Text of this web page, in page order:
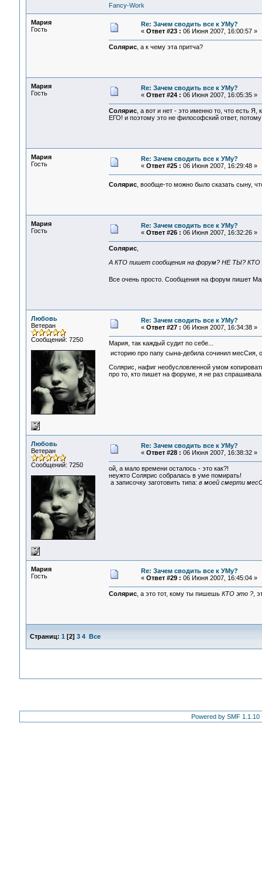
Fancy-Work
Мария
Гость
Re: Зачем сводить все к УМу?
« Ответ #23 : 06 Июня 2007, 16:00:57 »
Солярис, а к чему эта притча?
Мария
Гость
Re: Зачем сводить все к УМу?
« Ответ #24 : 06 Июня 2007, 16:05:35 »
Солярис, а вот и нет - это именно то, что есть
ЕГО! и поэтому это не философский ответ, потому
Мария
Гость
Re: Зачем сводить все к УМу?
« Ответ #25 : 06 Июня 2007, 16:29:48 »
Солярис, вообще-то можно было сказать сыну,
Мария
Гость
Re: Зачем сводить все к УМу?
« Ответ #26 : 06 Июня 2007, 16:32:26 »
Солярис,
А КТО пишет сообщения на форум? НЕ ТЫ? КТО
Все очень просто. Сообщения на форум пишет
Любовь
Ветеран
Сообщений: 7250
Re: Зачем сводить все к УМу?
« Ответ #27 : 06 Июня 2007, 16:34:38 »
Мария, так каждый судит по себе...
историю про папу сына-дебила сочинил месСия,
Солярис, нафиг необусловленной умом
про то, кто пишет на форуме, я не раз
Любовь
Ветеран
Сообщений: 7250
Re: Зачем сводить все к УМу?
« Ответ #28 : 06 Июня 2007, 16:38:32 »
ой, а мало времени осталось - это как?!
неужто Солярис собралась в уме помирать!
а записочку заготовить типа: в моей смерти
Мария
Гость
Re: Зачем сводить все к УМу?
« Ответ #29 : 06 Июня 2007, 16:45:04 »
Солярис, а это тот, кому ты пишешь КТО это ?,
Страниц: 1 [2] 3 4 Все
Powered by SMF 1.1.10